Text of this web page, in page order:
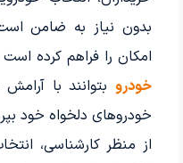
بدون نیاز به ضامن
امکان را فراهم کرده
خودروبتوانند با
خودروهای دلخواه خود
از منظر کارشناسی،